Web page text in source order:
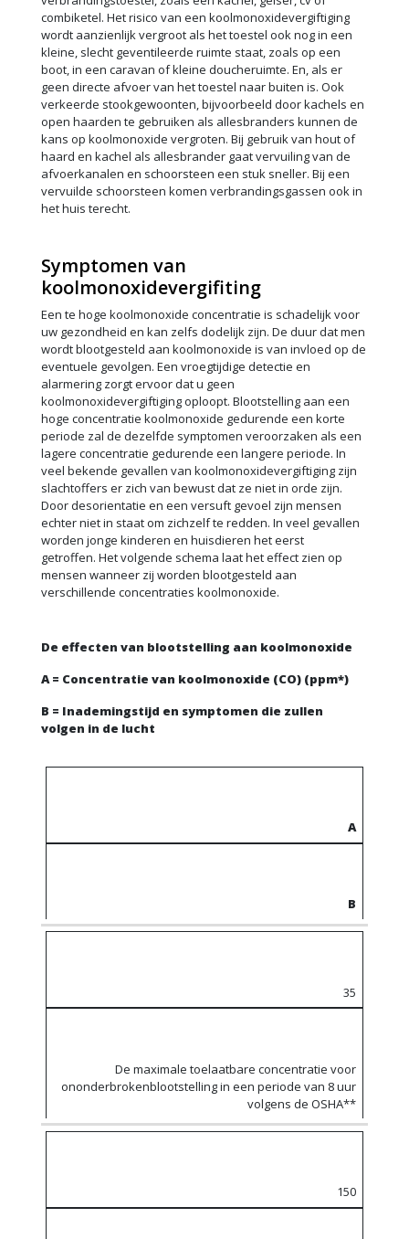
combiketel. Het risico van een koolmonoxidevergiftiging
wordt aanzienlijk vergroot als het toestel ook nog in een
kleine, slecht geventileerde ruimte staat, zoals op een
boot, in een caravan of kleine doucheruimte. En, als er
geen directe afvoer van het toestel naar buiten is. Ook
verkeerde stookgewoonten, bijvoorbeeld door kachels en
open haarden te gebruiken als allesbranders kunnen de
kans op koolmonoxide vergroten. Bij gebruik van hout of
haard en kachel als allesbrander gaat vervuiling van de
afvoerkanalen en schoorsteen een stuk sneller. Bij een
vervuilde schoorsteen komen verbrandingsgassen ook in
het huis terecht.
Symptomen van
koolmonoxidevergifiting
Een te hoge koolmonoxide concentratie is schadelijk voor
uw gezondheid en kan zelfs dodelijk zijn. De duur dat men
wordt blootgesteld aan koolmonoxide is van invloed op de
eventuele gevolgen. Een vroegtijdige detectie en
alarmering zorgt ervoor dat u geen
koolmonoxidevergiftiging oploopt. Blootstelling aan een
hoge concentratie koolmonoxide gedurende een korte
periode zal de dezelfde symptomen veroorzaken als een
lagere concentratie gedurende een langere periode. In
veel bekende gevallen van koolmonoxidevergiftiging zijn
slachtoffers er zich van bewust dat ze niet in orde zijn.
Door desorientatie en een versuft gevoel zijn mensen
echter niet in staat om zichzelf te redden. In veel gevallen
worden jonge kinderen en huisdieren het eerst
getroffen. Het volgende schema laat het effect zien op
mensen wanneer zij worden blootgesteld aan
verschillende concentraties koolmonoxide.
De effecten van blootstelling aan koolmonoxide
A = Concentratie van koolmonoxide (CO) (ppm*)
B = Inademingstijd en symptomen die zullen
volgen in de lucht
A
B
35
De maximale toelaatbare concentratie voor
ononderbrokenblootstelling in een periode van 8 uur
volgens de OSHA**
150